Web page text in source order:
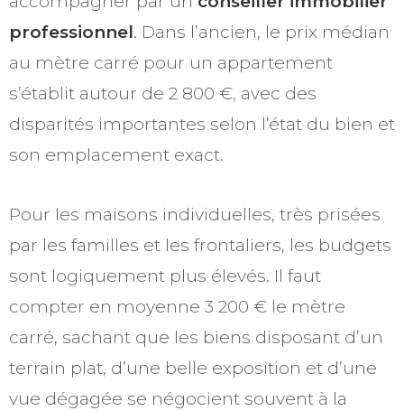
professionnel. Dans l’ancien, le prix médian
au mètre carré pour un appartement
s’établit autour de 2 800 €, avec des
disparités importantes selon l’état du bien et
son emplacement exact.
Pour les maisons individuelles, très prisées
par les familles et les frontaliers, les budgets
sont logiquement plus élevés. Il faut
compter en moyenne 3 200 € le mètre
carré, sachant que les biens disposant d’un
terrain plat, d’une belle exposition et d’une
vue dégagée se négocient souvent à la